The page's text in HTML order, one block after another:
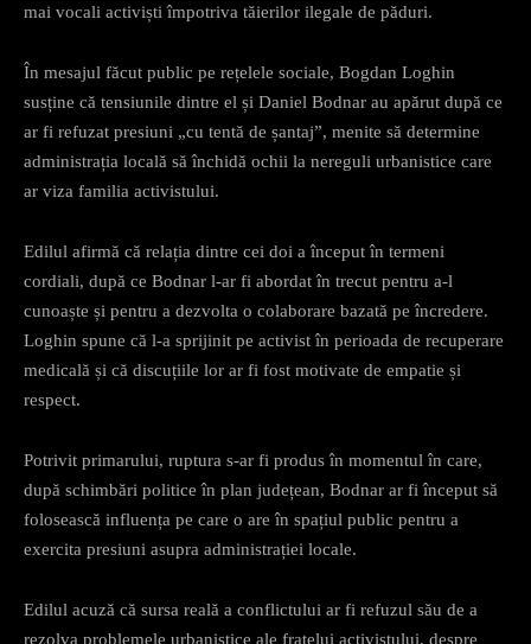
mai vocali activiști împotriva tăierilor ilegale de păduri.
În mesajul făcut public pe rețelele sociale, Bogdan Loghin
susține că tensiunile dintre el și Daniel Bodnar au apărut după ce
ar fi refuzat presiuni „cu tentă de șantaj”, menite să determine
administrația locală să închidă ochii la nereguli urbanistice care
ar viza familia activistului.
Edilul afirmă că relația dintre cei doi a început în termeni
cordiali, după ce Bodnar l-ar fi abordat în trecut pentru a-l
cunoaște și pentru a dezvolta o colaborare bazată pe încredere.
Loghin spune că l-a sprijinit pe activist în perioada de recuperare
medicală și că discuțiile lor ar fi fost motivate de empatie și
respect.
Potrivit primarului, ruptura s-ar fi produs în momentul în care,
după schimbări politice în plan județean, Bodnar ar fi început să
folosească influența pe care o are în spațiul public pentru a
exercita presiuni asupra administrației locale.
Edilul acuză că sursa reală a conflictului ar fi refuzul său de a
rezolva problemele urbanistice ale fratelui activistului, despre